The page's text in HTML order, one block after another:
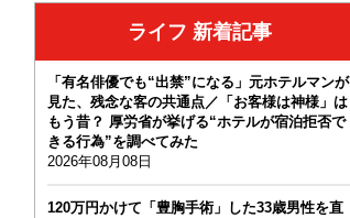
ライフ 新着記事
「有名俳優でも“出禁”になる」元ホテルマンが
見た、残念な客の共通点／「お客様は神様」は
もう昔？ 厚労省が挙げる“ホテルが宿泊拒否で
きる行為”を調べてみた
2026年08月08日
120万円かけて「豊胸手術」した33歳男性を直